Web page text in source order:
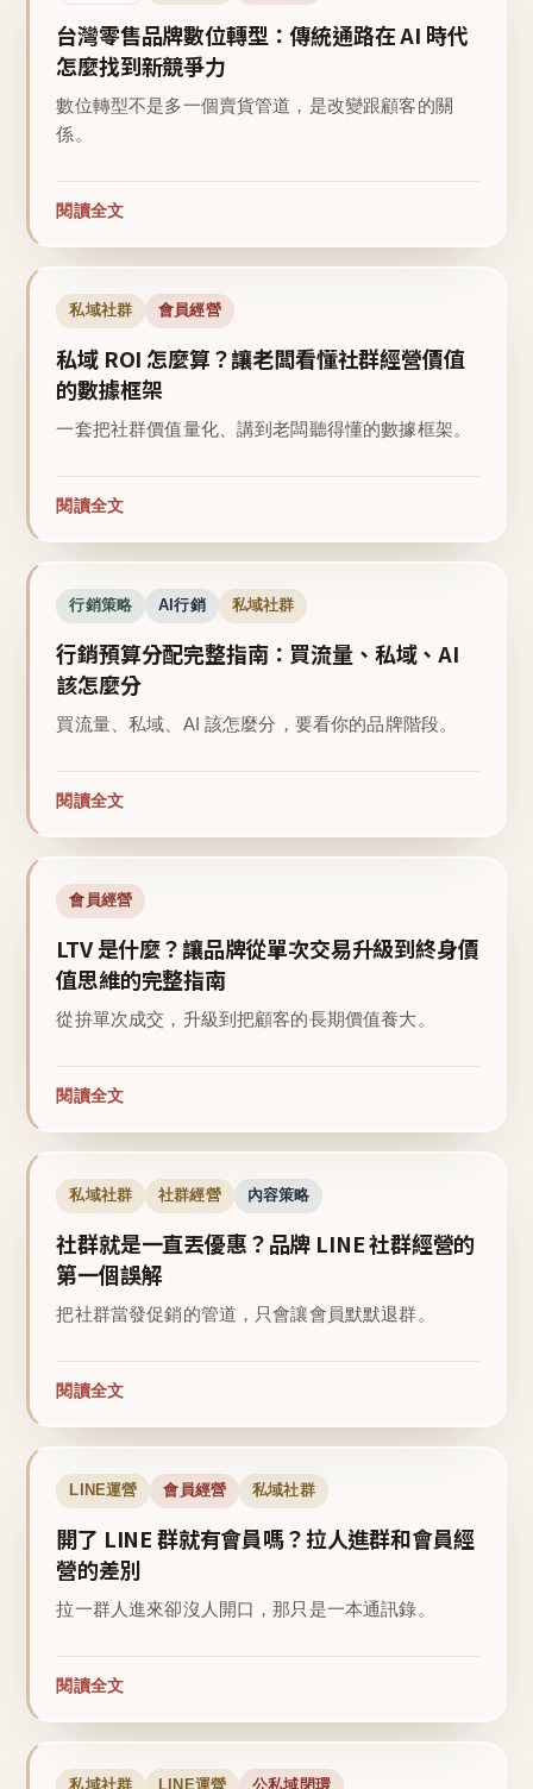
台灣零售品牌數位轉型：傳統通路在 AI 時代
怎麼找到新競爭力
數位轉型不是多一個賣貨管道，是改變跟顧客的關
係。
閱讀全文
私域社群 會員經營
私域 ROI 怎麼算？讓老闆看懂社群經營價值
的數據框架
一套把社群價值量化、講到老闆聽得懂的數據框架。
閱讀全文
行銷策略 AI行銷 私域社群
行銷預算分配完整指南：買流量、私域、AI
該怎麼分
買流量、私域、AI 該怎麼分，要看你的品牌階段。
閱讀全文
會員經營
LTV 是什麼？讓品牌從單次交易升級到終身價
值思維的完整指南
從拚單次成交，升級到把顧客的長期價值養大。
閱讀全文
私域社群 社群經營 內容策略
社群就是一直丟優惠？品牌 LINE 社群經營的
第一個誤解
把社群當發促銷的管道，只會讓會員默默退群。
閱讀全文
LINE運營 會員經營 私域社群
開了 LINE 群就有會員嗎？拉人進群和會員經
營的差別
拉一群人進來卻沒人開口，那只是一本通訊錄。
閱讀全文